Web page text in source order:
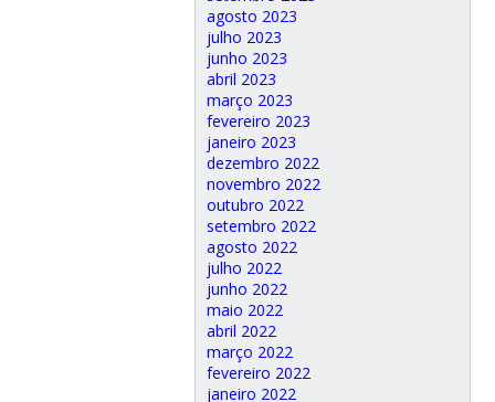
agosto 2023
julho 2023
junho 2023
abril 2023
março 2023
fevereiro 2023
janeiro 2023
dezembro 2022
novembro 2022
outubro 2022
setembro 2022
agosto 2022
julho 2022
junho 2022
maio 2022
abril 2022
março 2022
fevereiro 2022
janeiro 2022